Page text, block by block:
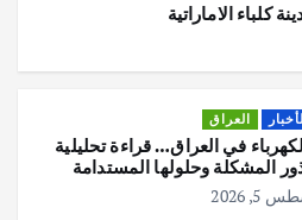
كلباء الاماراتية
العراق
في العراق… قراءة تحليلية
المشكلة وحلولها المستدامة
2026